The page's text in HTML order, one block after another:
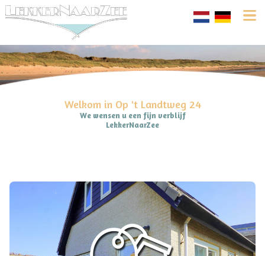
Welkom in Op 't Landtweg 24
We wensen u een fijn verblijf
LekkerNaarZee